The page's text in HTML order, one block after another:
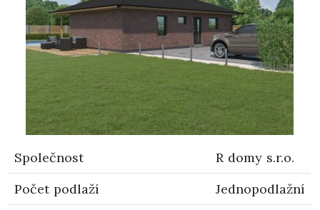
Společnost
R domy s.r.o.
Počet podlaží
Jednopodlažní